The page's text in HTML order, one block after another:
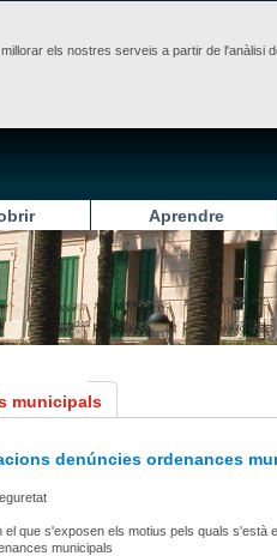
els nostres serveis a partir de
Aprendre
municipals
denúncies ordenances
el que s'exposen els motius pels quals s'està
municipals